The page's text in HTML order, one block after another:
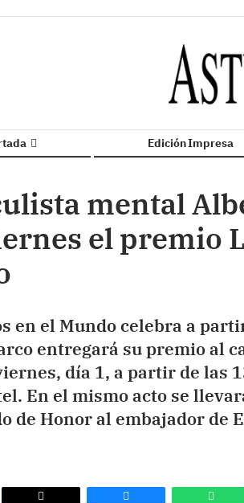
Edición Impresa
mental
el premio
en el Mundo celebra a
entregará su premio al
día 1, a partir de las
En el mismo acto se
de Honor al embajador de